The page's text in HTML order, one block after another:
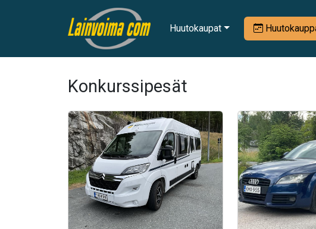
Huutokaupat
Konkurssipesät